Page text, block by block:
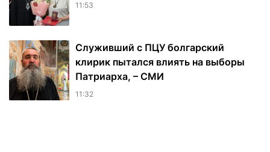
11:53
Служивший с ПЦУ болгарский
клирик пытался влиять на выборы
Патриарха, – СМИ
11:32